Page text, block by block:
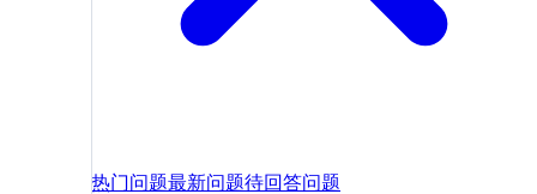
热门问题最新问题待回答问题